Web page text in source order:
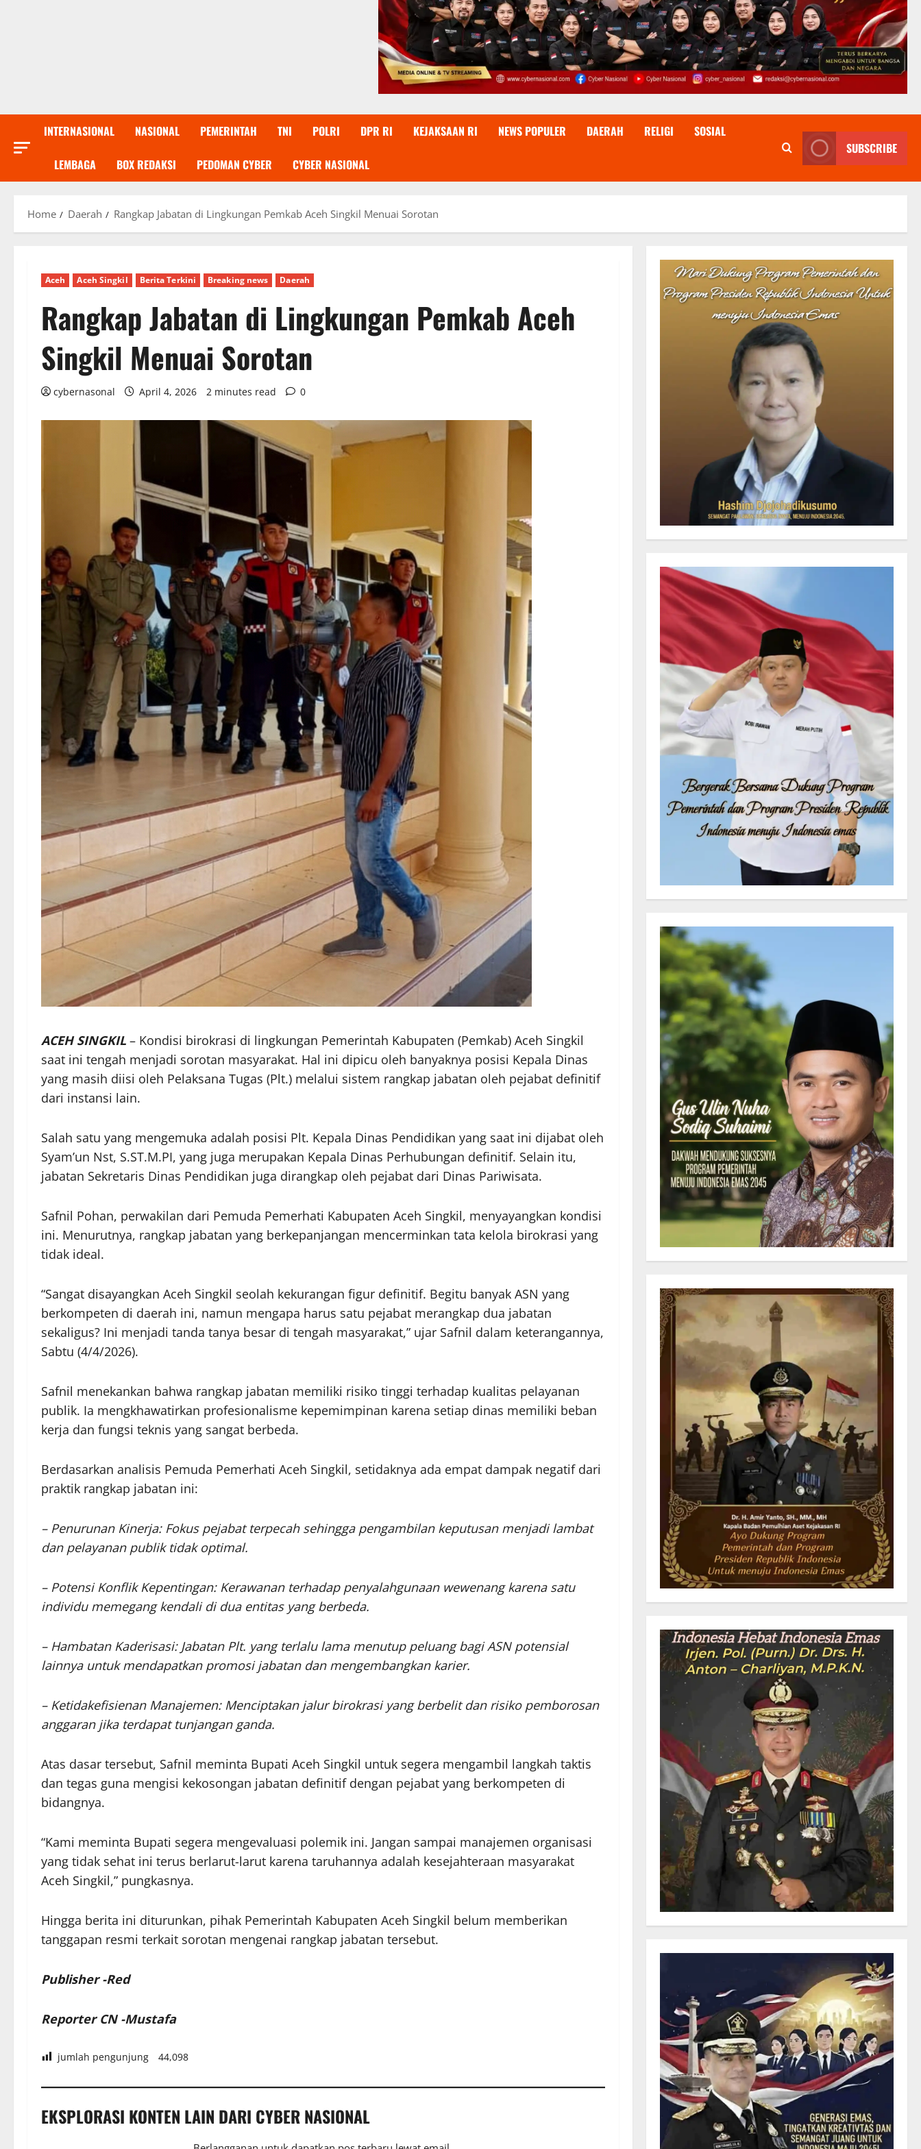
INTERNASIONAL NASIONAL PEMERINTAH TNI POLRI DPR RI KEJAKSAAN RI NEWS POPULER DAERAH RELIGI SOSIAL
LEMBAGA BOX REDAKSI PEDOMAN CYBER CYBER NASIONAL
SUBSCRIBE
Home Daerah Rangkap Jabatan di Lingkungan Pemkab Aceh Singkil Menuai Sorotan
Aceh Aceh Singkil Berita Terkini Breaking news Daerah
Rangkap Jabatan di Lingkungan Pemkab Aceh
Singkil Menuai Sorotan
cybernasonal April 4, 2026 2 minutes read 0
ACEH SINGKIL – Kondisi birokrasi di lingkungan Pemerintah Kabupaten (Pemkab) Aceh Singkil
saat ini tengah menjadi sorotan masyarakat. Hal ini dipicu oleh banyaknya posisi Kepala Dinas
yang masih diisi oleh Pelaksana Tugas (Plt.) melalui sistem rangkap jabatan oleh pejabat definitif
dari instansi lain.
Salah satu yang mengemuka adalah posisi Plt. Kepala Dinas Pendidikan yang saat ini dijabat oleh
Syam’un Nst, S.ST.M.PI, yang juga merupakan Kepala Dinas Perhubungan definitif. Selain itu,
jabatan Sekretaris Dinas Pendidikan juga dirangkap oleh pejabat dari Dinas Pariwisata.
Safnil Pohan, perwakilan dari Pemuda Pemerhati Kabupaten Aceh Singkil, menyayangkan kondisi
ini. Menurutnya, rangkap jabatan yang berkepanjangan mencerminkan tata kelola birokrasi yang
tidak ideal.
“Sangat disayangkan Aceh Singkil seolah kekurangan figur definitif. Begitu banyak ASN yang
berkompeten di daerah ini, namun mengapa harus satu pejabat merangkap dua jabatan
sekaligus? Ini menjadi tanda tanya besar di tengah masyarakat,” ujar Safnil dalam keterangannya,
Sabtu (4/4/2026).
Safnil menekankan bahwa rangkap jabatan memiliki risiko tinggi terhadap kualitas pelayanan
publik. Ia mengkhawatirkan profesionalisme kepemimpinan karena setiap dinas memiliki beban
kerja dan fungsi teknis yang sangat berbeda.
Berdasarkan analisis Pemuda Pemerhati Aceh Singkil, setidaknya ada empat dampak negatif dari
praktik rangkap jabatan ini:
– Penurunan Kinerja: Fokus pejabat terpecah sehingga pengambilan keputusan menjadi lambat
dan pelayanan publik tidak optimal.
– Potensi Konflik Kepentingan: Kerawanan terhadap penyalahgunaan wewenang karena satu
individu memegang kendali di dua entitas yang berbeda.
– Hambatan Kaderisasi: Jabatan Plt. yang terlalu lama menutup peluang bagi ASN potensial
lainnya untuk mendapatkan promosi jabatan dan mengembangkan karier.
– Ketidakefisienan Manajemen: Menciptakan jalur birokrasi yang berbelit dan risiko pemborosan
anggaran jika terdapat tunjangan ganda.
Atas dasar tersebut, Safnil meminta Bupati Aceh Singkil untuk segera mengambil langkah taktis
dan tegas guna mengisi kekosongan jabatan definitif dengan pejabat yang berkompeten di
bidangnya.
“Kami meminta Bupati segera mengevaluasi polemik ini. Jangan sampai manajemen organisasi
yang tidak sehat ini terus berlarut-larut karena taruhannya adalah kesejahteraan masyarakat
Aceh Singkil,” pungkasnya.
Hingga berita ini diturunkan, pihak Pemerintah Kabupaten Aceh Singkil belum memberikan
tanggapan resmi terkait sorotan mengenai rangkap jabatan tersebut.
Publisher -Red
Reporter CN -Mustafa
jumlah pengunjung 44,098
EKSPLORASI KONTEN LAIN DARI CYBER NASIONAL